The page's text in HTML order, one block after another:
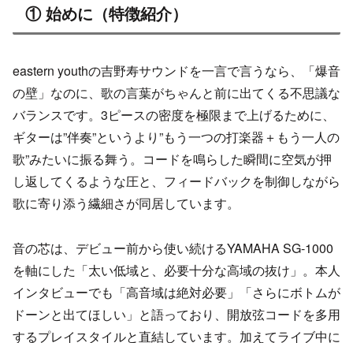
① 始めに（特徴紹介）
eastern youthの吉野寿サウンドを一言で言うなら、「爆音
の壁」なのに、歌の言葉がちゃんと前に出てくる不思議な
バランスです。3ピースの密度を極限まで上げるために、
ギターは”伴奏”というより”もう一つの打楽器＋もう一人の
歌”みたいに振る舞う。コードを鳴らした瞬間に空気が押
し返してくるような圧と、フィードバックを制御しながら
歌に寄り添う繊細さが同居しています。
音の芯は、デビュー前から使い続けるYAMAHA SG-1000
を軸にした「太い低域と、必要十分な高域の抜け」。本人
インタビューでも「高音域は絶対必要」「さらにボトムが
ドーンと出てほしい」と語っており、開放弦コードを多用
するプレイスタイルと直結しています。加えてライブ中に